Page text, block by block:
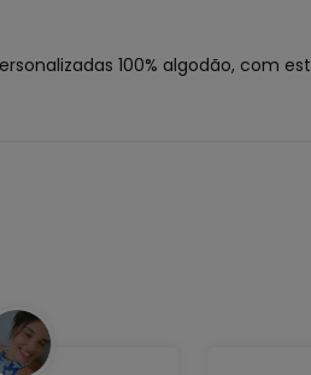
100% algodão, com